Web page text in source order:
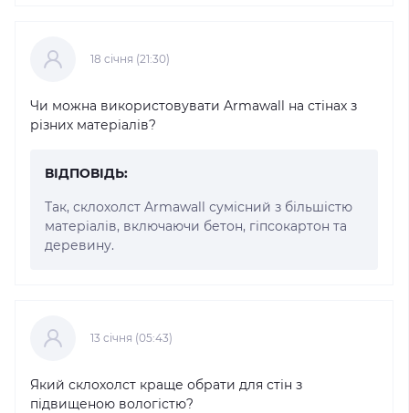
18 cічня (21:30)
Чи можна використовувати Armawall на стінах з
різних матеріалів?
ВІДПОВІДЬ:
Так, склохолст Armawall сумісний з більшістю
матеріалів, включаючи бетон, гіпсокартон та
деревину.
13 cічня (05:43)
Який склохолст краще обрати для стін з
підвищеною вологістю?